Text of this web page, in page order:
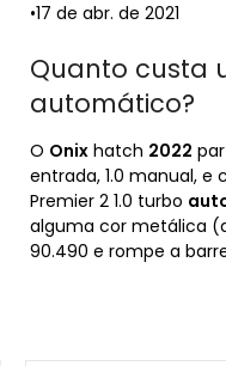
•17 de abr. de 2021
Quanto custa
automático?
O Onix hatch 2022
entrada, 1.0 manual, e
Premier 2 1.0 turbo
alguma cor metálica
90.490 e rompe a